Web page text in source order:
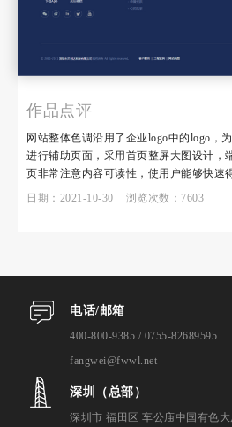
作品点评
网站整体色调沿用了企业logo中的logo，
进行辅助页面，采用首页整屏大图设计，
页非常注意内容可读性，使用户能够快速
日期：2021-10-30 浏览次数：7603
电话/邮箱
400-800-9385 / 0755-82689595
fangwei@fwwl.net
深圳（总部）
深圳市 福田区 车公庙中国有色大